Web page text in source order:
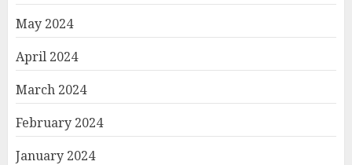
May 2024
April 2024
March 2024
February 2024
January 2024